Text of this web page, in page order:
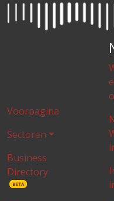
Voorpagina
Sectoren
Business
Directory
BETA